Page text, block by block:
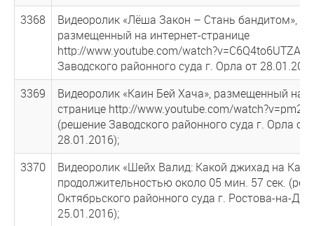
3368
Видеоролик «Лёша Закон – Стань бандитом»,
размещенный на интернет-странице
http://www.youtube.com/watch?v=С6Q4to6UTZA
Заводского районного суда г. Орла от
3369
Видеоролик «Каин Бей Хача», размещенный на
странице http://www.youtube.com/
(решение Заводского районного суда г. Орла от
28.01.2016);
3370
Видеоролик «Шейх Валид: Какой джихад на
продолжительностью около 05 мин. 57 сек.
Октябрьского районного суда г. Ростова-на-
25.01.2016);